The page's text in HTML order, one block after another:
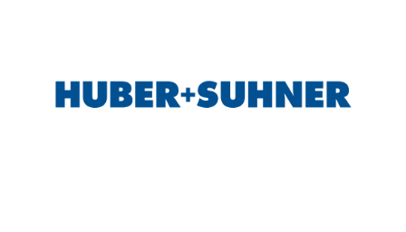
Fiber Optic Installation